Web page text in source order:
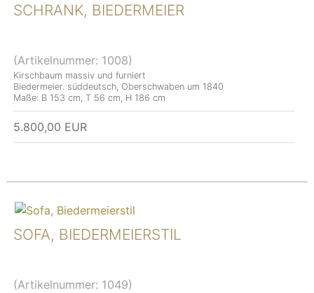
SCHRANK, BIEDERMEIER
(Artikelnummer: 1008)
Kirschbaum massiv und furniert
Biedermeier. süddeutsch, Oberschwaben um 1840
Maße: B 153 cm, T 56 cm, H 186 cm
5.800,00 EUR
SOFA, BIEDERMEIERSTIL
(Artikelnummer: 1049)